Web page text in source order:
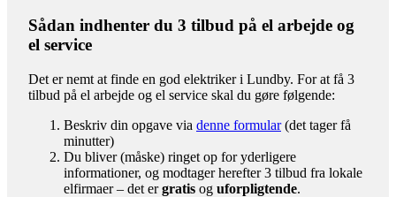
Sådan indhenter du 3 tilbud på el arbejde og
el service
Det er nemt at finde en god elektriker i Lundby. For at få 3
tilbud på el arbejde og el service skal du gøre følgende:
Beskriv din opgave via denne formular(det tager få
minutter)
Du bliver (måske) ringet op for yderligere
informationer, og modtager herefter 3 tilbud fra lokale
elfirmaer – det ergratis og uforpligtende.